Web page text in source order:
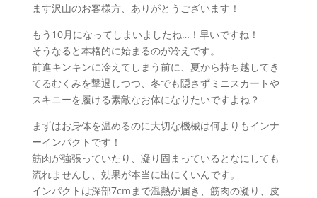
ます沢山のお客様方、ありがとうございます！
もう10月になってしまいましたね…！早いですね！
そうなると本格的に始まるのが冷えです。
前進キンキンに冷えてしまう前に、夏から持ち越してき
てるむくみを撃退しつつ、冬でも隠さずミニスカートや
スキニーを履ける素敵なお体になりたいですよね？
まずはお身体を温めるのに大切な機械は何よりもインナ
ーインパクトです！
筋肉が強張っていたり、凝り固まっているとなにしても
流れませんし、効果が本当に出にくいんです。
インパクトは深部7cmまで温熱が届き、筋肉の凝り、皮